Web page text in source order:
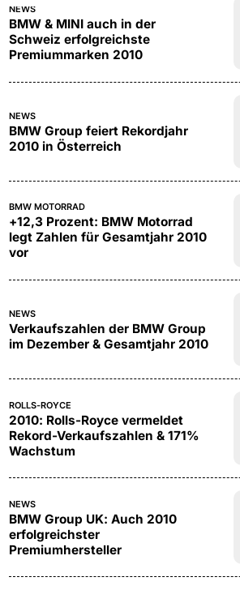
NEWS
BMW & MINI auch in der
Schweiz erfolgreichste
Premiummarken 2010
NEWS
BMW Group feiert Rekordjahr
2010 in Österreich
BMW MOTORRAD
+12,3 Prozent: BMW Motorrad
legt Zahlen für Gesamtjahr 2010
vor
NEWS
Verkaufszahlen der BMW Group
im Dezember & Gesamtjahr 2010
ROLLS-ROYCE
2010: Rolls-Royce vermeldet
Rekord-Verkaufszahlen & 171%
Wachstum
NEWS
BMW Group UK: Auch 2010
erfolgreichster
Premiumhersteller